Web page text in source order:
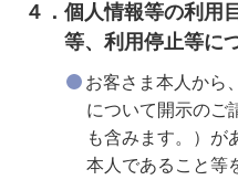
４．個人情報等の利用
等、利用停止等に
お客さま本人から
について開示のご
も含みます。）が
本人であること等